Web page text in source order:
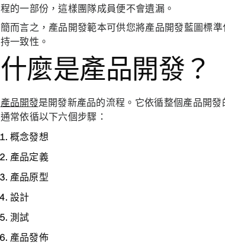
程的一部份，這樣團隊成員便不會遺漏。
簡而言之，產品開發範本可供您將產品開發藍圖標
持一致性。
什麼是產品開發？
產品開發是開發新產品的流程。它依循整個產品開
通常依循以下六個步驟：
概念發想
產品定義
產品原型
設計
測試
產品發佈